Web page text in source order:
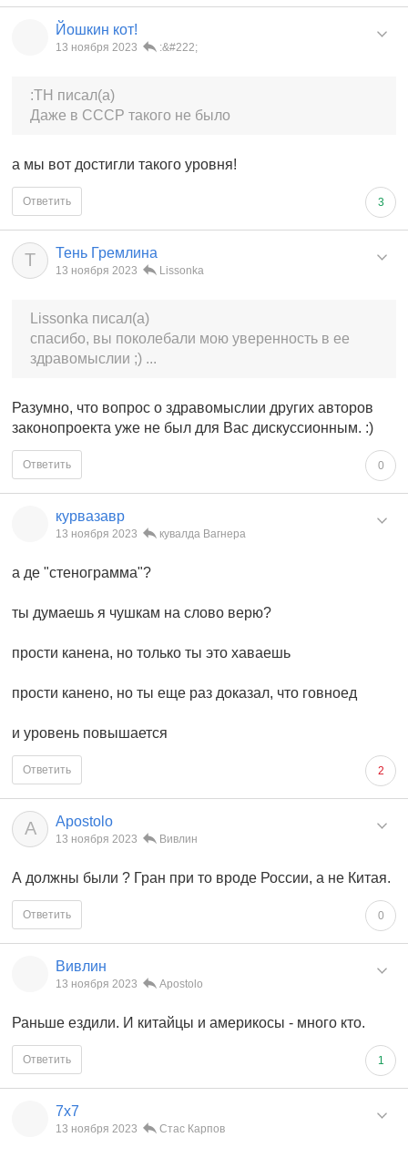
Йошкин кот!
13 ноября 2023 :&#222;
:TH писал(а)
Даже в СССР такого не было
а мы вот достигли такого уровня!
3
Ответить
Т Тень Гремлина
13 ноября 2023 Lissonka
Lissonka писал(а)
спасибо, вы поколебали мою уверенность в ее
здравомыслии ;) ...
Разумно, что вопрос о здравомыслии других авторов
законопроекта уже не был для Вас дискуссионным. :)
0
Ответить
курвазавр
13 ноября 2023 кувалда Вагнера
а де "стенограмма"?
ты думаешь я чушкам на слово верю?
прости канена, но только ты это хаваешь
прости канено, но ты еще раз доказал, что говноед
и уровень повышается
2
Ответить
A Apostolo
13 ноября 2023 Вивлин
А должны были ? Гран при то вроде России, а не Китая.
0
Ответить
Вивлин
13 ноября 2023 Apostolo
Раньше ездили. И китайцы и америкосы - много кто.
1
Ответить
7x7
13 ноября 2023 Стас Карпов